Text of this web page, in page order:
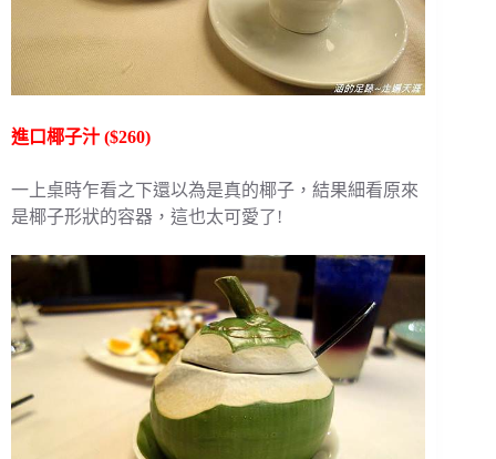
進口椰子汁 ($260)
一上桌時乍看之下還以為是真的椰子，結果細看原來
是椰子形狀的容器，這也太可愛了!